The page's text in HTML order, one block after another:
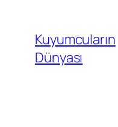
Kuyumcuların
Dünyası